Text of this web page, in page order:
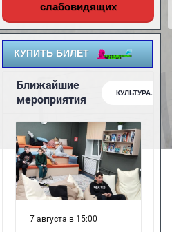
слабовидящих
КУПИТЬ БИЛЕТ